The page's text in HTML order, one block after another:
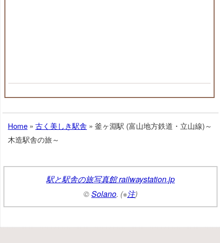
Home » 古く美しき駅舎 » 釜ヶ淵駅 (富山地方鉄道・立山線)～
木造駅舎の旅～
駅と駅舎の旅写真館 railwaystation.jp
©Solano. (※注)